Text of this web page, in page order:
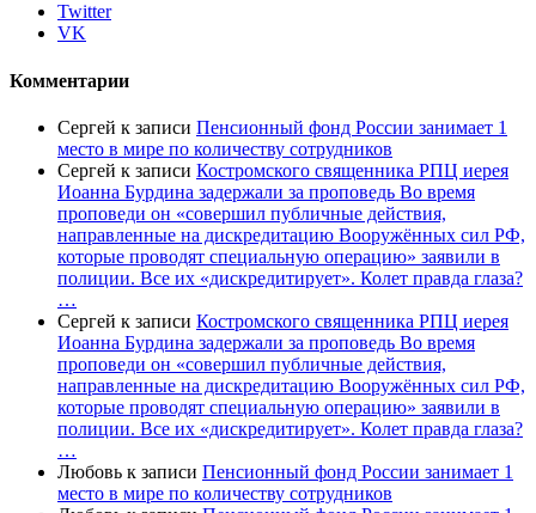
Twitter
VK
Комментарии
Сергей к записи Пенсионный фонд России занимает 1
место в мире по количеству сотрудников
Сергей к записи Костромского священника РПЦ иерея
Иоанна Бурдина задержали за проповедь Во время
проповеди он «совершил публичные действия,
направленные на дискредитацию Вооружённых сил РФ,
которые проводят специальную операцию» заявили в
полиции. Все их «дискредитирует». Колет правда глаза?
…
Сергей к записи Костромского священника РПЦ иерея
Иоанна Бурдина задержали за проповедь Во время
проповеди он «совершил публичные действия,
направленные на дискредитацию Вооружённых сил РФ,
которые проводят специальную операцию» заявили в
полиции. Все их «дискредитирует». Колет правда глаза?
…
Любовь к записи Пенсионный фонд России занимает 1
место в мире по количеству сотрудников